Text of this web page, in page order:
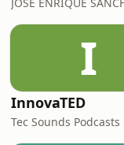
I
InnovaTED